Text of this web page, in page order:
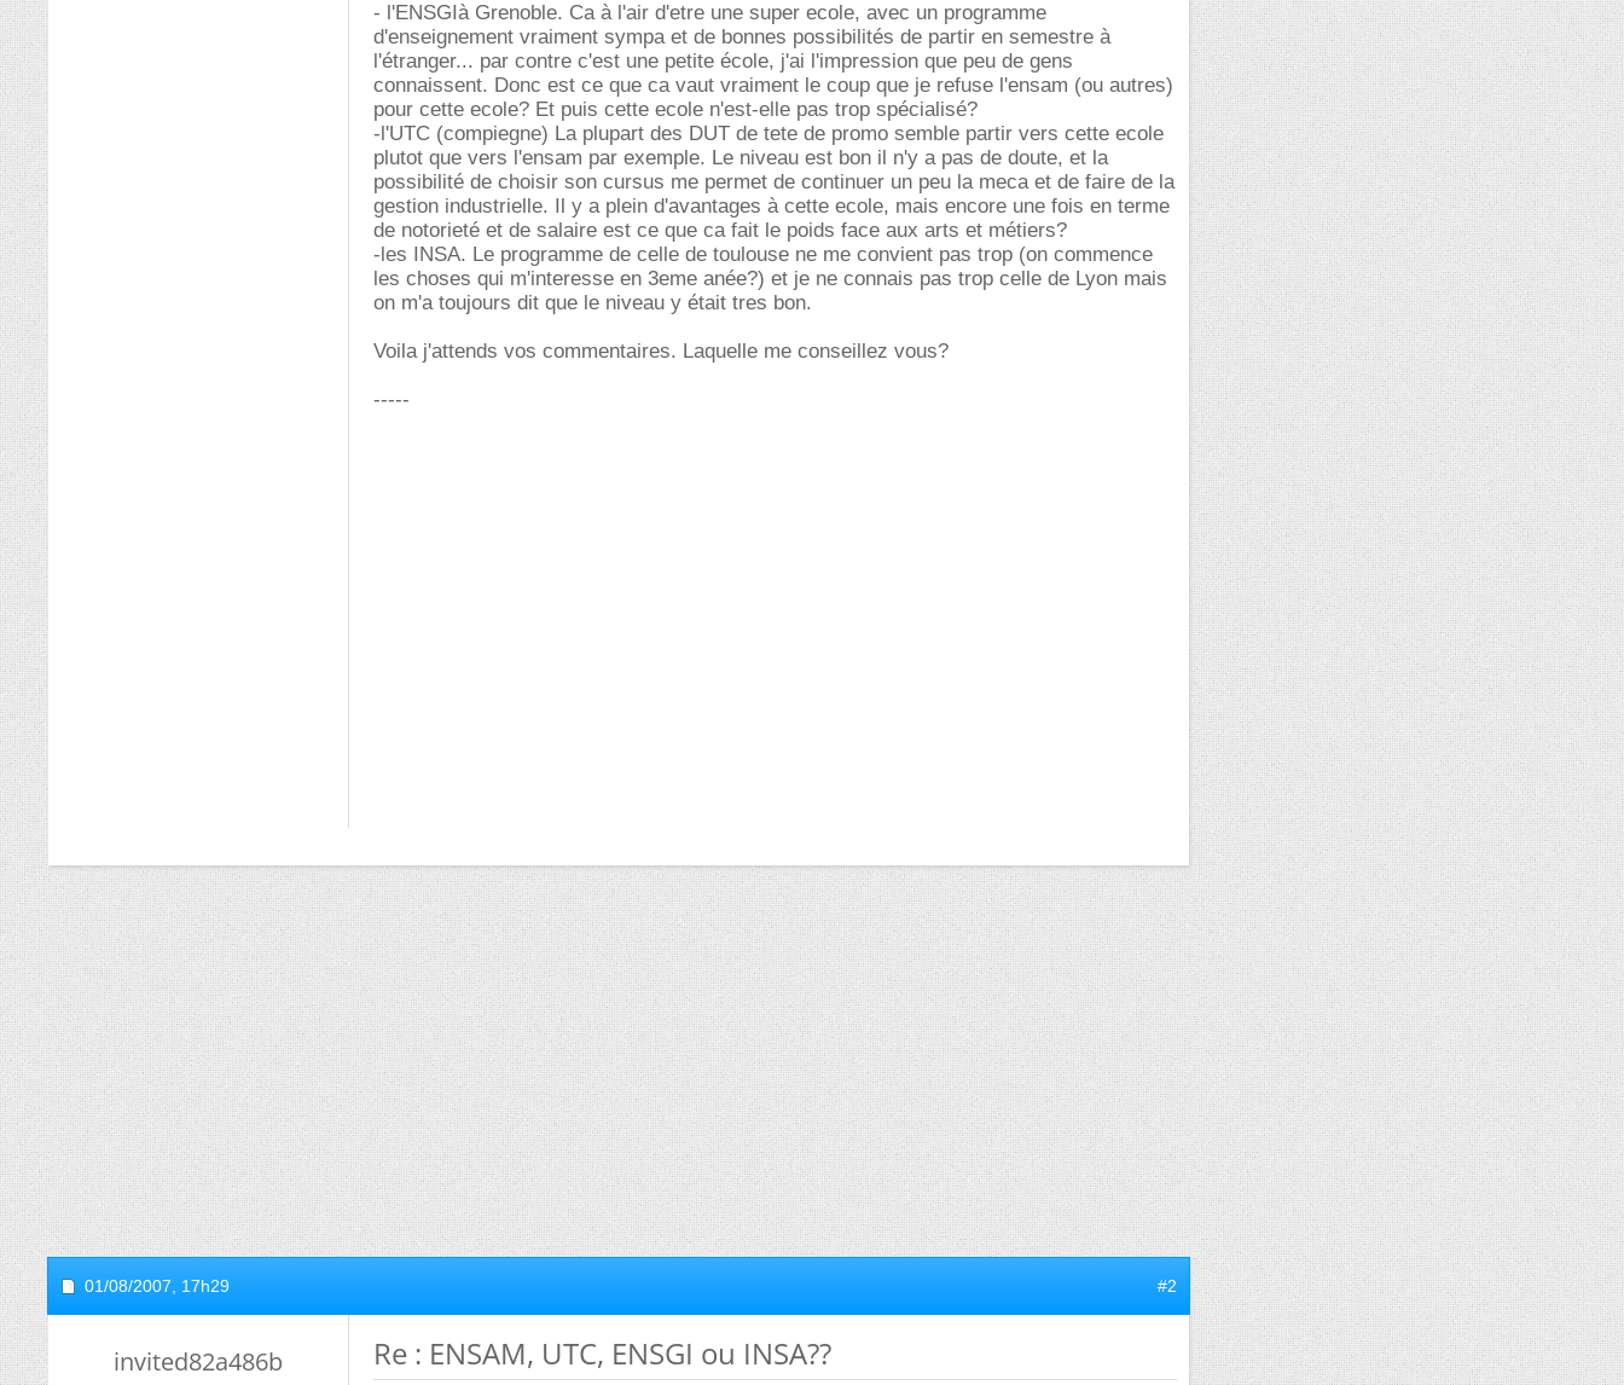
- l'ENSGIà Grenoble. Ca à l'air d'etre une super ecole, avec un programme
d'enseignement vraiment sympa et de bonnes possibilités de partir en semestre à
l'étranger... par contre c'est une petite école, j'ai l'impression que peu de gens
connaissent. Donc est ce que ca vaut vraiment le coup que je refuse l'ensam (ou autres)
pour cette ecole? Et puis cette ecole n'est-elle pas trop spécialisé?
-l'UTC (compiegne) La plupart des DUT de tete de promo semble partir vers cette ecole
plutot que vers l'ensam par exemple. Le niveau est bon il n'y a pas de doute, et la
possibilité de choisir son cursus me permet de continuer un peu la meca et de faire de la
gestion industrielle. Il y a plein d'avantages à cette ecole, mais encore une fois en terme
de notorieté et de salaire est ce que ca fait le poids face aux arts et métiers?
-les INSA. Le programme de celle de toulouse ne me convient pas trop (on commence
les choses qui m'interesse en 3eme anée?) et je ne connais pas trop celle de Lyon mais
on m'a toujours dit que le niveau y était tres bon.
Voila j'attends vos commentaires. Laquelle me conseillez vous?
-----
01/08/2007, 17h29 #2
invited82a486b Re : ENSAM, UTC, ENSGI ou INSA??